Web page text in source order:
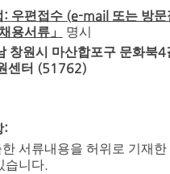
: 우편접수 (e-mail 또는 방
용서류」 명시
창원시 마산합포구 문화북4
센터 (51762)
:
서류내용을 허위로 기재
습니다.